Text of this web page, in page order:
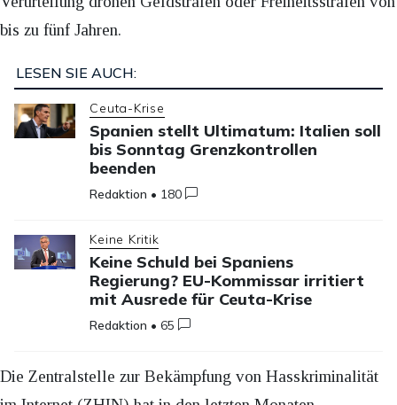
bis zu fünf Jahren.
LESEN SIE AUCH:
Ceuta-Krise
Spanien stellt Ultimatum: Italien soll
bis Sonntag Grenzkontrollen
beenden
Redaktion • 180
Keine Kritik
Keine Schuld bei Spaniens
Regierung? EU-Kommissar irritiert
mit Ausrede für Ceuta-Krise
Redaktion •65
Die Zentralstelle zur Bekämpfung von Hasskriminalität